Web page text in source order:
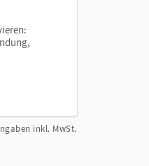
inkl. MwSt.